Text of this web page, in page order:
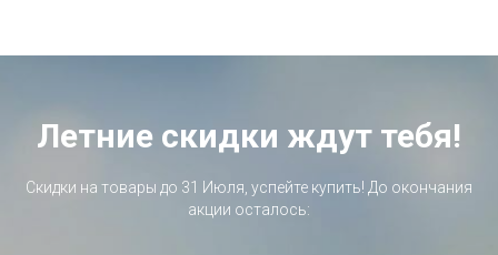
Летние скидки ждут тебя!
Скидки на товары до 31 Июля, успейте купить! До окончания
акции осталось: